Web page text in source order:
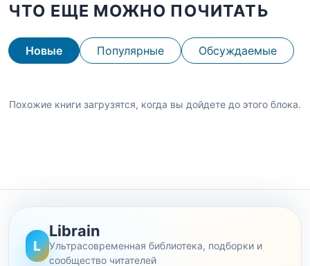
ЧТО ЕЩЕ МОЖНО ПОЧИТАТЬ
Новые Популярные Обсуждаемые
Похожие книги загрузятся, когда вы дойдете до этого блока.
L
Librain
Ультрасовременная библиотека, подборки и
сообщество читателей